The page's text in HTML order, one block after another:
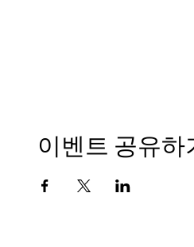
이벤트 공유하